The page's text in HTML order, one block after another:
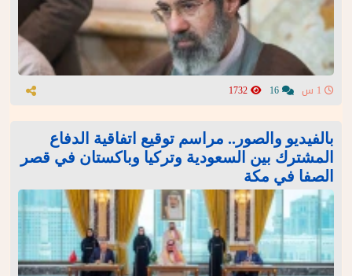
بالفيديو والصور.. مراسم توقيع اتفاقية الدفاع
المشترك بين السعودية وتركيا وباكستان في قصر
الصفا في مكة